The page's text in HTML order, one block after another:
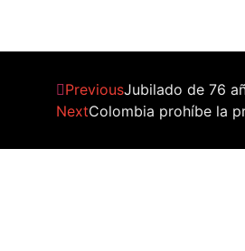
PreviousJubilado de 76
NextColombia prohíbe la